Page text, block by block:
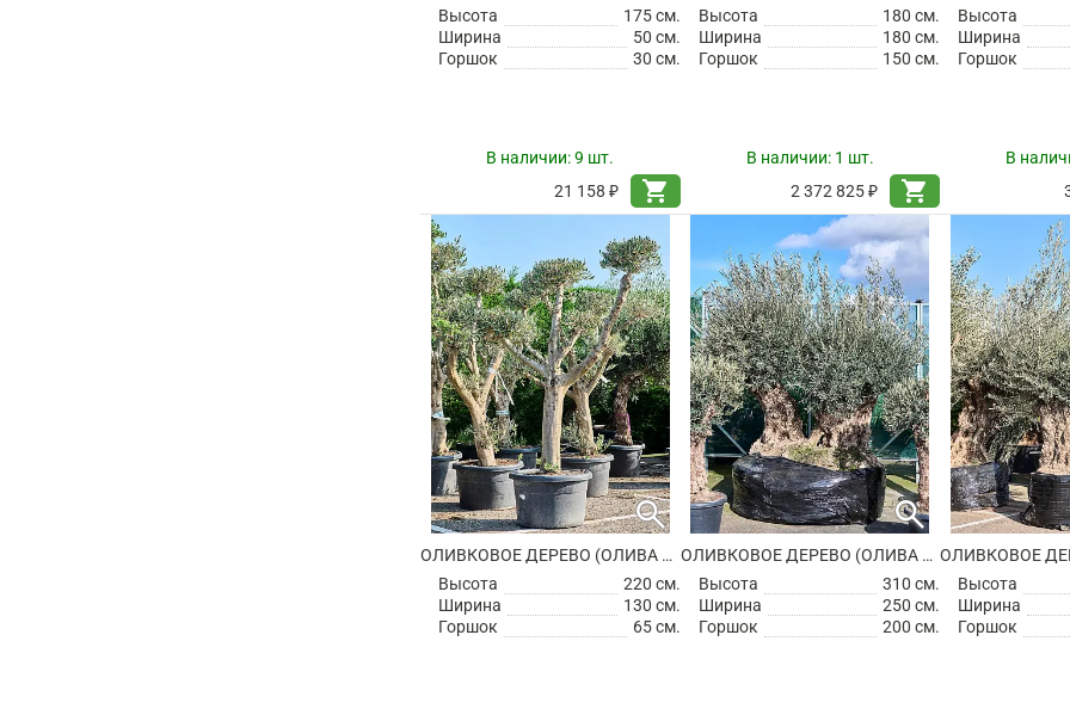
Высота
175 см.
Ширина
50 см.
Горшок
30 см.
В наличии:9 шт.
21 158 ₽
shopping_cart
Высота
180 см.
Ширина
180 см.
Горшок
150 см.
В наличии: 1 шт.
2 372 825 ₽
shopping_cart
Высота
Ширина
Горшок
В
search
ОЛИВКОВОЕ ДЕРЕВО (ОЛИВА ЕВРОПЕЙСКАЯ)
Высота
220 см.
Ширина
130 см.
Горшок
65 см.
search
ОЛИВКОВОЕ ДЕРЕВО (ОЛИВА ЕВРОПЕЙСКАЯ)
Высота
310 см.
Ширина
250 см.
Горшок
200 см.
Высота
Ширина
Горшок